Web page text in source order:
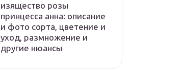
изящество розы
принцесса анна: описание
и фото сорта, цветение и
уход, размножение и
другие нюансы